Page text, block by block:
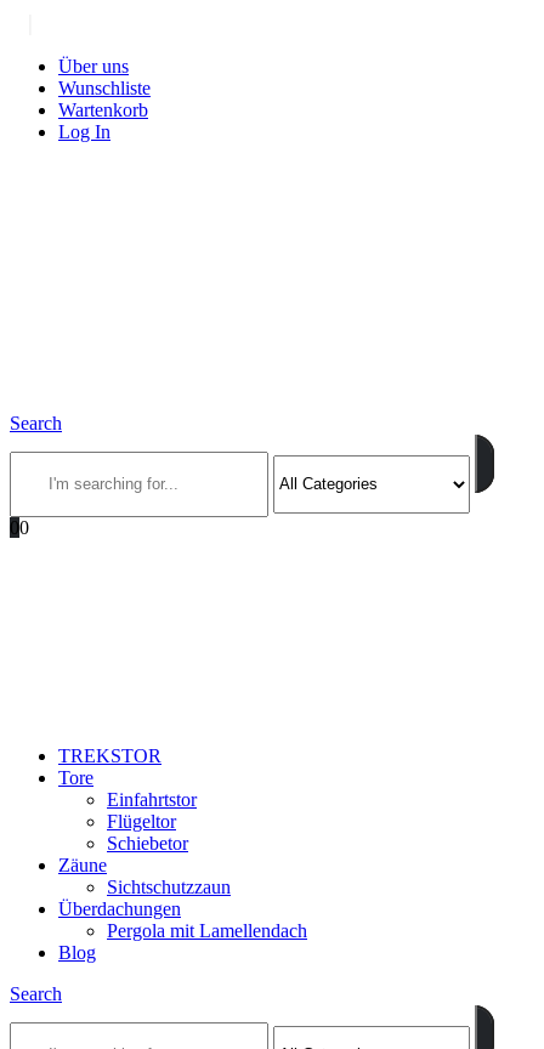
Über uns
Wunschliste
Wartenkorb
Log In
Search
00
TREKSTOR
Tore
Einfahrtstor
Flügeltor
Schiebetor
Zäune
Sichtschutzzaun
Überdachungen
Pergola mit Lamellendach
Blog
Search